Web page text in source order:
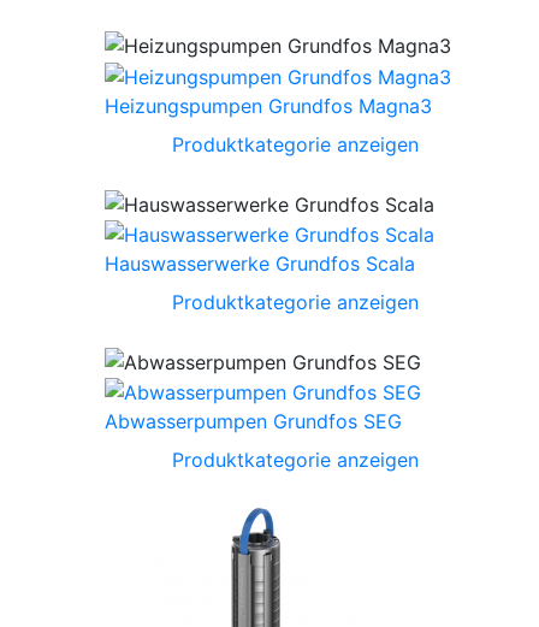
Heizungspumpen Grundfos Magna3
Produktkategorie anzeigen
Hauswasserwerke Grundfos Scala
Produktkategorie anzeigen
Abwasserpumpen Grundfos SEG
Produktkategorie anzeigen